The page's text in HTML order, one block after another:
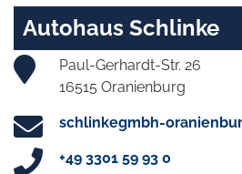
Autohaus Schlinke
Paul-Gerhardt-Str. 26
16515 Oranienburg
schlinkegmbh-
+49 3301 59 93 0